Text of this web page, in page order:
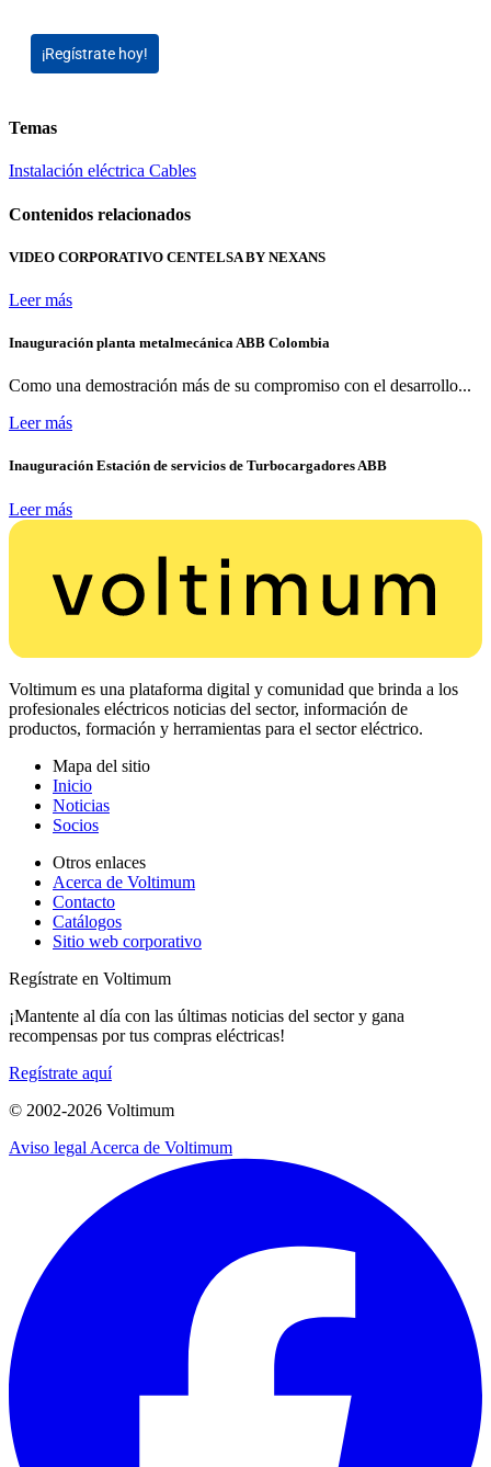
¡Regístrate hoy!
Temas
Instalación eléctrica Cables
Contenidos relacionados
VIDEO CORPORATIVO CENTELSA BY NEXANS
Leer más
Inauguración planta metalmecánica ABB Colombia
Como una demostración más de su compromiso con el desarrollo...
Leer más
Inauguración Estación de servicios de Turbocargadores ABB
Leer más
Voltimum es una plataforma digital y comunidad que brinda a los
profesionales eléctricos noticias del sector, información de
productos, formación y herramientas para el sector eléctrico.
Mapa del sitio
Inicio
Noticias
Socios
Otros enlaces
Acerca de Voltimum
Contacto
Catálogos
Sitio web corporativo
Regístrate en Voltimum
¡Mantente al día con las últimas noticias del sector y gana
recompensas por tus compras eléctricas!
Regístrate aquí
© 2002-2026 Voltimum
Aviso legal Acerca de Voltimum